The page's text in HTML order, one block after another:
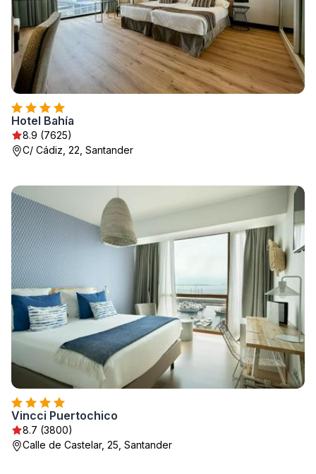
Hotel Bahía
8.9 (7625)
C/ Cádiz, 22, Santander
Vincci Puertochico
8.7 (3800)
Calle de Castelar, 25, Santander